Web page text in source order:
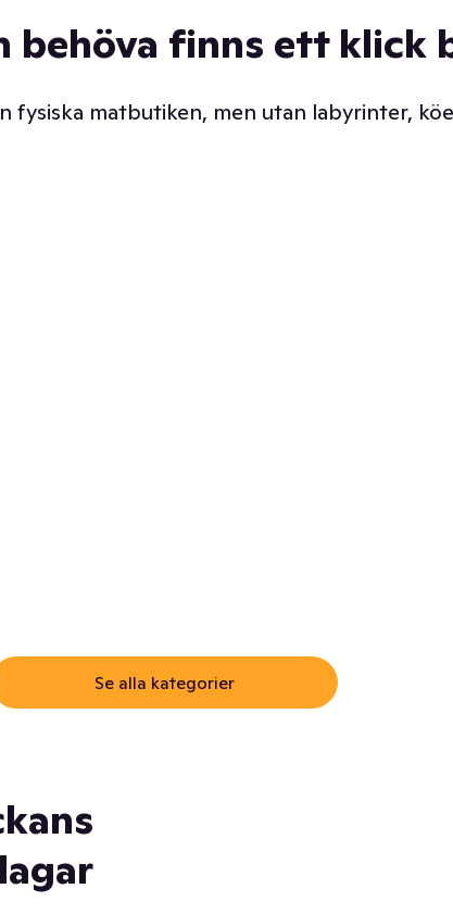
behöva finns ett klick
fysiska matbutiken, men utan labyrinter,
Se alla kategorier